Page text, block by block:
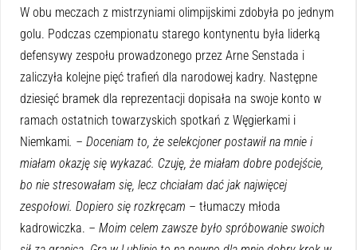
W obu meczach z mistrzyniami olimpijskimi zdobyła po jednym
golu. Podczas czempionatu starego kontynentu była liderką
defensywy zespołu prowadzonego przez Arne Senstada i
zaliczyła kolejne pięć trafień dla narodowej kadry. Następne
dziesięć bramek dla reprezentacji dopisała na swoje konto w
ramach ostatnich towarzyskich spotkań z Węgierkami i
Niemkami. – Doceniam to, że selekcjoner postawił na mnie i
miałam okazję się wykazać. Czuję, że miałam dobre podejście,
bo nie stresowałam się, lecz chciałam dać jak najwięcej
zespołowi. Dopiero się rozkręcam – tłumaczy młoda
kadrowiczka. – Moim celem zawsze było spróbowanie swoich